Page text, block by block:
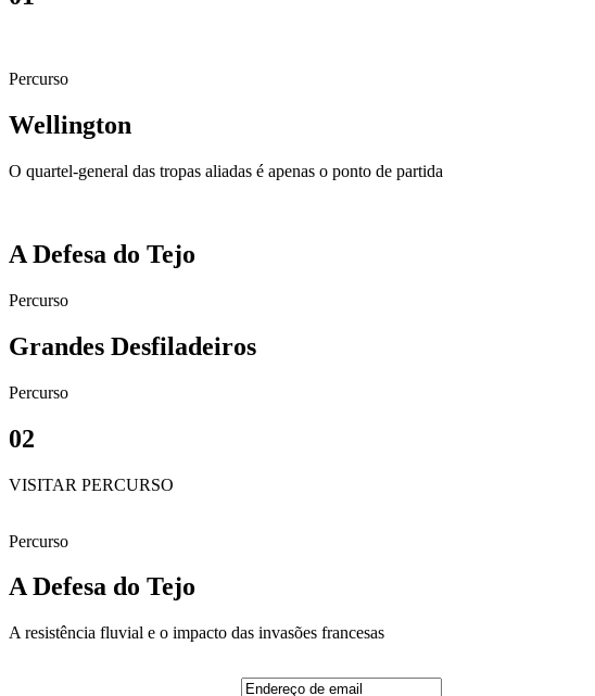
Percurso
Wellington
O quartel-general das tropas aliadas é apenas o ponto de partida
A Defesa do Tejo
Percurso
Grandes Desfiladeiros
Percurso
02
VISITAR PERCURSO
Percurso
A Defesa do Tejo
A resistência fluvial e o impacto das invasões francesas